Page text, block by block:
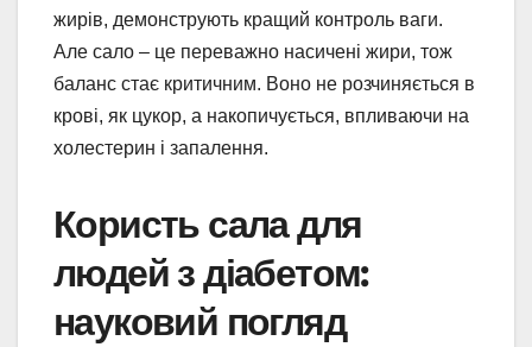
жирів, демонструють кращий контроль ваги.
Але сало – це переважно насичені жири, тож
баланс стає критичним. Воно не розчиняється в
крові, як цукор, а накопичується, впливаючи на
холестерин і запалення.
Користь сала для
людей з діабетом:
науковий погляд